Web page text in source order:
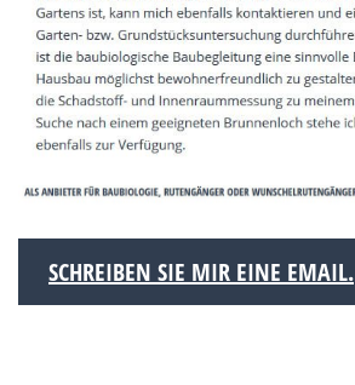
SCHREIBEN SIE MIR EINE EMAIL.